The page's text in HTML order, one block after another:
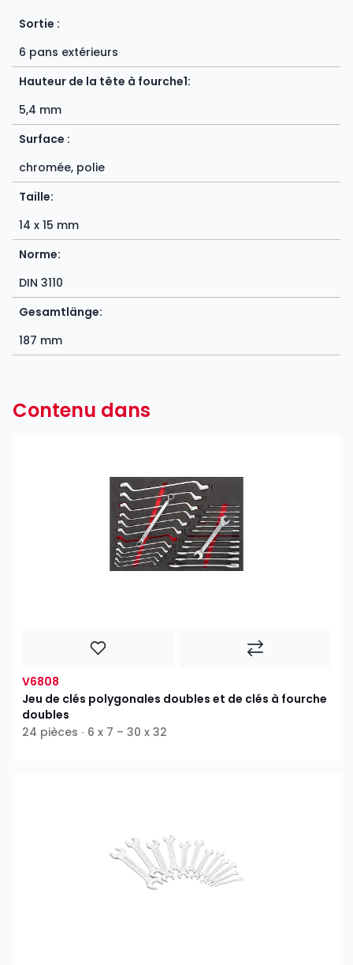
Sortie :
6 pans extérieurs
Hauteur de la tête à fourche1:
5,4 mm
Surface :
chromée, polie
Taille:
14 x 15 mm
Norme:
DIN 3110
Gesamtlänge:
187 mm
Contenu dans
V6808
Jeu de clés polygonales doubles et de clés à fourche
doubles
24 pièces ∙ 6 x 7 – 30 x 32